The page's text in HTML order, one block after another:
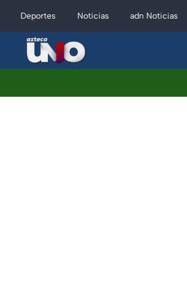
Deportes Noticias adn Noticias